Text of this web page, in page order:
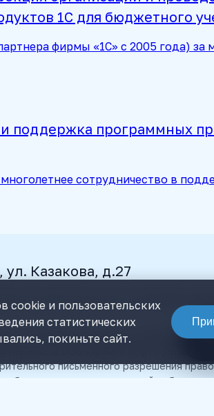
1С для бюджетного
фирмы «1С» с 2005 года) за
поддержка программных
сотрудничество в
Казакова, д.27
на сайте ibtconsult.ru материалы
что любые материалы, размещенные
письменного разрешения
объектами интеллектуальной
cookie и пользовательских
статистических
покиньте сайт.